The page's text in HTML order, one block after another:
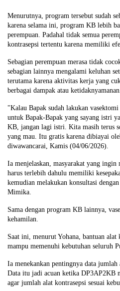
Menurutnya, program tersebut sudah
karena selama ini, program KB lebih
perempuan. Padahal tidak semua
kontrasepsi tertentu karena memiliki
Sebagian perempuan merasa tidak
sebagian lainnya mengalami keluhan
terutama karena aktivitas kerja yang
berbagai dampak atau ketidaknyamanan.
"Kalau Bapak sudah lakukan
untuk Bapak-Bapak yang sayang istri
KB, jangan lagi istri. Kita masih terus
yang mau. Itu gratis karena dibiayai
diwawancarai, Kamis (04/06/2026).
Ia menjelaskan, masyarakat yang
harus terlebih dahulu memiliki
kemudian melakukan konsultasi
Mimika.
Sama dengan program KB lainnya,
kehamilan.
Saat ini, menurut Yohana, bantuan alat
mampu memenuhi kebutuhan seluruh
Ia menekankan pentingnya data
Data itu jadi acuan ketika DP3AP2KB
agar jumlah alat kontrasepsi sesuai